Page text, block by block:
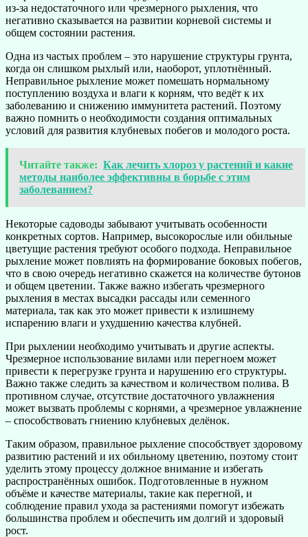
из-за недостаточного или чрезмерного рыхления, что
негативно сказывается на развитии корневой системы и
общем состоянии растения.
Одна из частых проблем – это нарушение структуры грунта,
когда он слишком рыхлый или, наоборот, уплотнённый.
Неправильное рыхление может помешать нормальному
поступлению воздуха и влаги к корням, что ведёт к их
заболеванию и снижению иммунитета растений. Поэтому
важно помнить о необходимости создания оптимальных
условий для развития клубневых побегов и молодого роста.
Читайте также: Как лечить хлороз у растений и какие
методы наиболее эффективны в борьбе с этим
заболеванием?
Некоторые садоводы забывают учитывать особенности
конкретных сортов. Например, высокорослые или обильные
цветущие растения требуют особого подхода. Неправильное
рыхление может повлиять на формирование боковых побегов,
что в свою очередь негативно скажется на количестве бутонов
и общем цветении. Также важно избегать чрезмерного
рыхления в местах высадки рассады или семенного
материала, так как это может привести к излишнему
испарению влаги и ухудшению качества клубней.
При рыхлении необходимо учитывать и другие аспекты.
Чрезмерное использование вилами или перегноем может
привести к перегрузке грунта и нарушению его структуры.
Важно также следить за качеством и количеством полива. В
противном случае, отсутствие достаточного увлажнения
может вызвать проблемы с корнями, а чрезмерное увлажнение
– способствовать гниению клубневых делёнок.
Таким образом, правильное рыхление способствует здоровому
развитию растений и их обильному цветению, поэтому стоит
уделить этому процессу должное внимание и избегать
распространённых ошибок. Подготовленные в нужном
объёме и качестве материалы, такие как перегной, и
соблюдение правил ухода за растениями помогут избежать
большинства проблем и обеспечить им долгий и здоровый
рост.